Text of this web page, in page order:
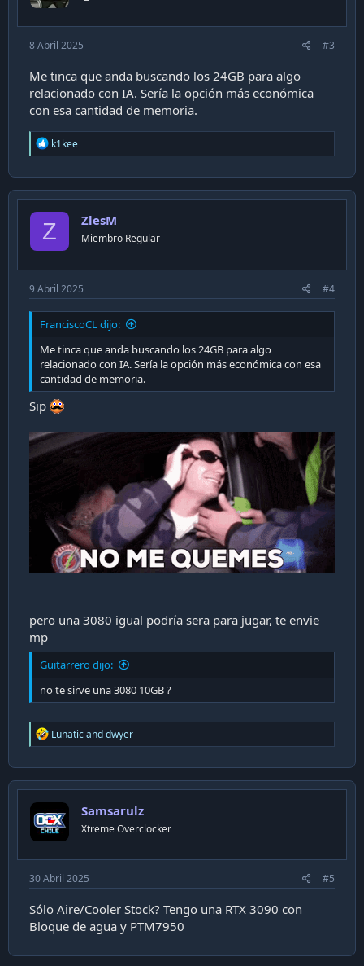
8 Abril 2025 #3
Me tinca que anda buscando los 24GB para algo
relacionado con IA. Sería la opción más económica
con esa cantidad de memoria.
R
e
c
t
o
n
k1kee
Z ZlesM
Miembro Regular
9 Abril 2025 #4
FranciscoCL dijo:
Me tinca que anda buscando los 24GB para algo
relacionado con IA. Sería la opción más económica con esa
cantidad de memoria.
Sip
pero una 3080 igual podría sera para jugar, te envie
mp
Guitarrero dijo:
no te sirve una 3080 10GB ?
R
e
c
t
o
n
s
Lunaticanddwyer
Samsarulz
Xtreme Overclocker
30 Abril 2025 #5
Sólo Aire/Cooler Stock? Tengo una RTX 3090 con
Bloque de agua y PTM7950